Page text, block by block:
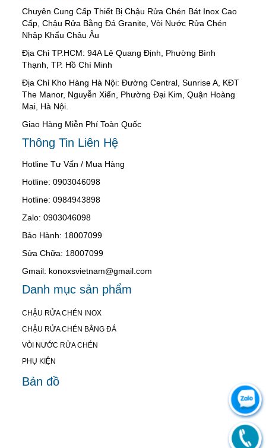
Chuyên Cung Cấp Thiết Bị Chậu Rửa Chén Bát Inox Cao
Cấp, Chậu Rửa Bằng Đá Granite, Vòi Nước Rửa Chén
Nhập Khẩu Châu Âu
Địa Chỉ TP.HCM: 94A Lê Quang Định, Phường Bình
Thạnh, TP. Hồ Chí Minh
Địa Chỉ Kho Hàng Hà Nội: Đường Central, Sunrise A, KĐT
The Manor, Nguyễn Xiển, Phường Đại Kim, Quận Hoàng
Mai, Hà Nội.
Giao Hàng Miễn Phí Toàn Quốc
Thông Tin Liên Hệ
Hotline Tư Vấn / Mua Hàng
Hotline: 0903046098
Hotline: 0984943898
Zalo: 0903046098
Bảo Hành: 18007099
Sửa Chữa: 18007099
Gmail: konoxsvietnam@gmail.com
Danh mục sản phẩm
CHẬU RỬA CHÉN INOX
CHẬU RỬA CHÉN BẰNG ĐÁ
VÒI NƯỚC RỬA CHÉN
PHỤ KIỆN
Bản đồ